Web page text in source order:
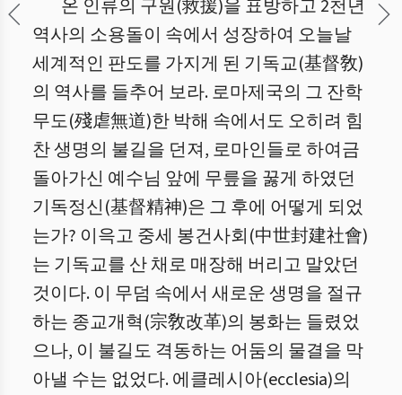
온 인류의 구원(救援)을 표방하고 2천년
역사의 소용돌이 속에서 성장하여 오늘날
세계적인 판도를 가지게 된 기독교(基督敎)
의 역사를 들추어 보라. 로마제국의 그 잔학
무도(殘虐無道)한 박해 속에서도 오히려 힘
찬 생명의 불길을 던져, 로마인들로 하여금
돌아가신 예수님 앞에 무릎을 꿇게 하였던
기독정신(基督精神)은 그 후에 어떻게 되었
는가? 이윽고 중세 봉건사회(中世封建社會)
는 기독교를 산 채로 매장해 버리고 말았던
것이다. 이 무덤 속에서 새로운 생명을 절규
하는 종교개혁(宗敎改革)의 봉화는 들렸었
으나, 이 불길도 격동하는 어둠의 물결을 막
아낼 수는 없었다. 에클레시아(ecclesia)의